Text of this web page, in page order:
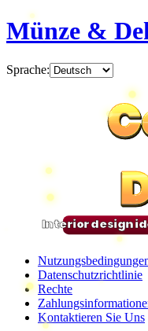
Münze &
Sprache:
Interior design
Datenschutzrichtlinie
Rechte
Kontaktieren Sie Uns